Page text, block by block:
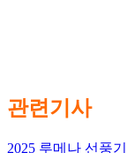
관련기사
2025 루메나 선풍